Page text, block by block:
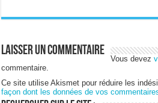
Laisser un commentaire
Vous devez
commentaire.
Ce site utilise Akismet pour réduire les
façon dont les données de vos